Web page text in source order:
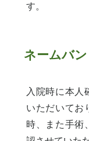
す。
ネームバン
入院時に本人
いただいてお
時、また手術